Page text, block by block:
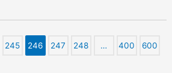
245 246 247 248 … 400 600